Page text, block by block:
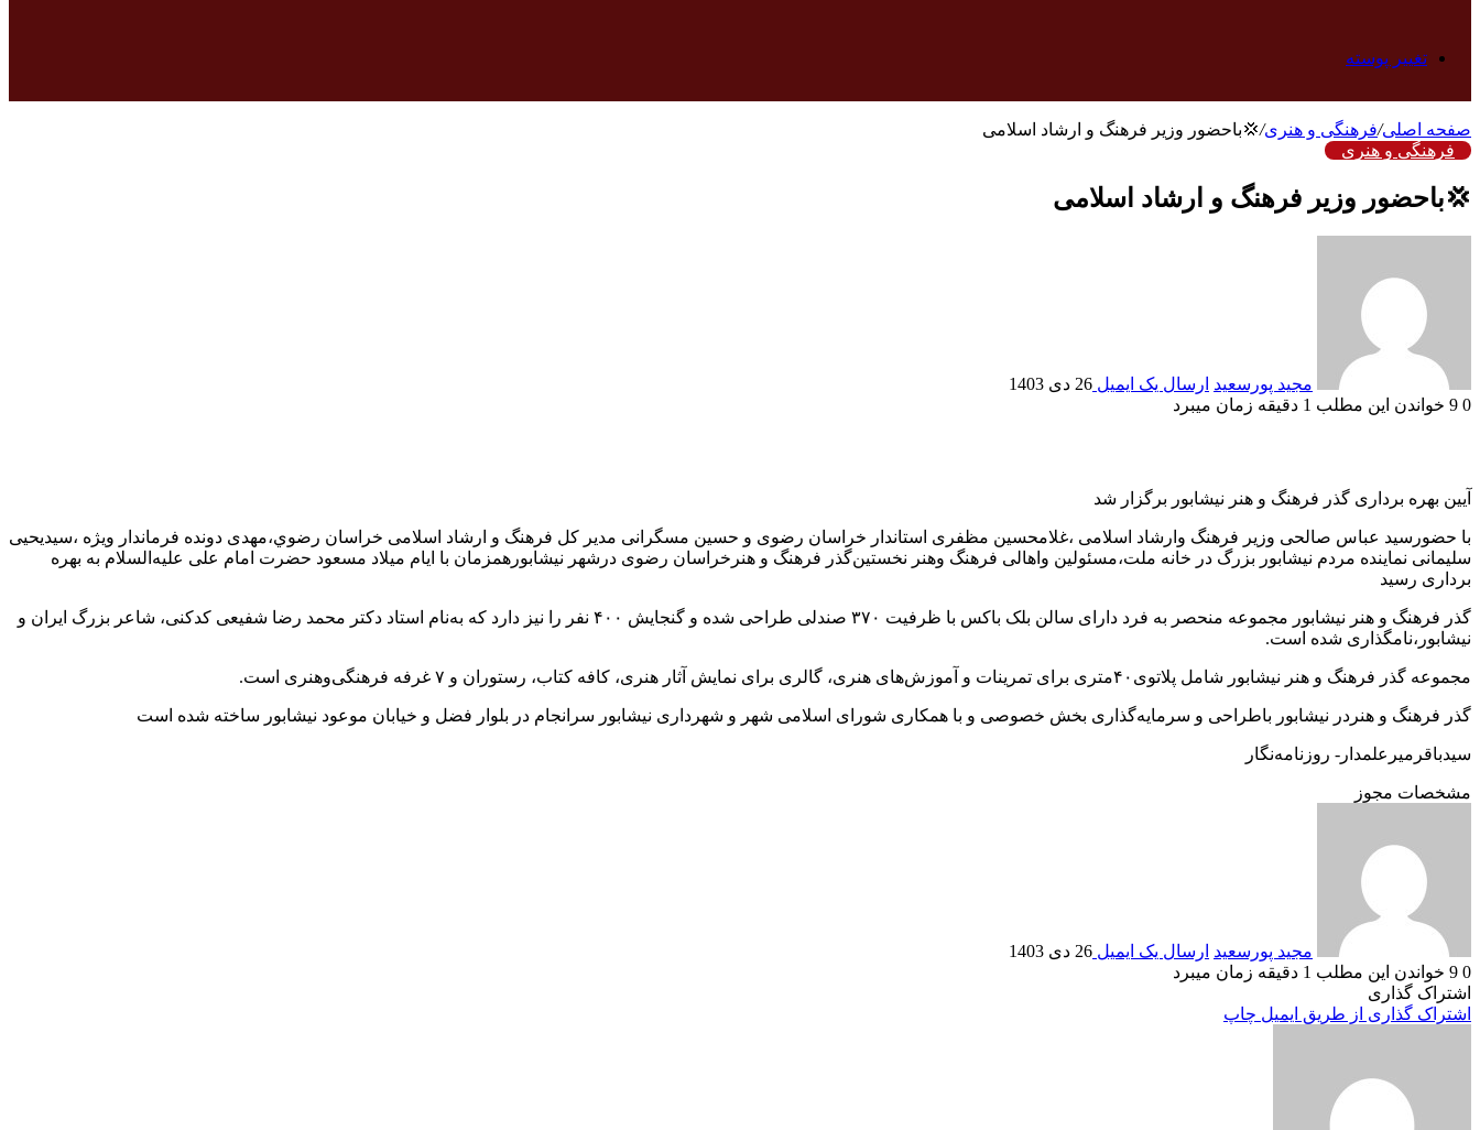
تغییر پوسته
صفحه اصلی/فرهنگی و هنری/💢باحضور وزیر فرهنگ و ارشاد اسلامی
فرهنگی و هنری
💢باحضور وزیر فرهنگ و ارشاد اسلامی
مجید پورسعید ارسال یک ایمیل 26 دی 1403
0
خواندن این مطلب 1 دقیقه زمان میبرد
آیین بهره برداری گذر فرهنگ و هنر نیشابور برگزار شد
با حضورسید عباس صالحی وزیر فرهنگ وارشاد اسلامی ،غلامحسین مظفری استاندار خراسان رضوی و حسین مسگرانی مدیر کل فرهنگ و ارشاد اسلامی خراسان رضوي،مهدی دونده فرماندار ویژه ،سیدیحیی
سلیمانی نماینده مردم نیشابور بزرگ در خانه ملت،مسئولین واهالی فرهنگ وهنر نخستین‌گذر فرهنگ و هنرخراسان رضوی درشهر نیشابورهمزمان با ایام میلاد مسعود حضرت امام علی علیه‌السلام به بهره
برداری رسید
گذر فرهنگ و هنر نیشابور مجموعه منحصر به فرد دارای سالن بلک باکس با ظرفیت ۳۷۰ صندلی طراحی شده و گنجایش ۴۰۰ نفر را نیز دارد که به‌نام استاد دکتر محمد رضا شفیعی کدکنی، شاعر بزرگ ایران و
نیشابور،نامگذاری شده است.
مجموعه گذر فرهنگ و هنر نیشابور شامل پلاتوی۴۰متری برای تمرینات و آموزش‌های هنری، گالری برای نمایش آثار هنری، کافه کتاب، رستوران و ۷ غرفه فرهنگی‌وهنری است.
گذر فرهنگ و هنردر نیشابور باطراحی و سرمایه‌گذاری بخش خصوصی و با همکاری شورای اسلامی شهر و شهرداری نیشابور سرانجام در بلوار فضل و خیابان موعود نیشابور ساخته شده است
سیدباقرمیرعلمدار- روزنامه‌نگار
مشخصات مجوز
مجید پورسعید ارسال یک ایمیل 26 دی 1403
0
خواندن این مطلب 1 دقیقه زمان میبرد
اشتراک گذاری
اشتراک گذاری از طریق ایمیل چاپ